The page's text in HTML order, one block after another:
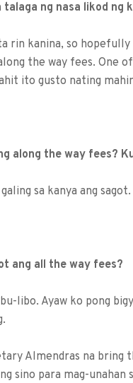
talaga ng nasa likod ng
rin kanina, so
the way fees. One
ito gusto nating
along the way fees?
galing sa kanya ang
ang all the way fees?
libo. Ayaw ko pong
Almendras na bring
sino para mag-unahan